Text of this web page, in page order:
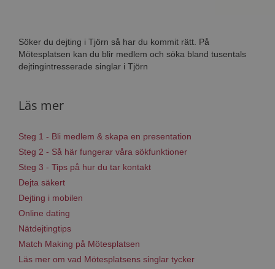
Söker du dejting i Tjörn så har du kommit rätt. På
Mötesplatsen kan du blir medlem och söka bland tusentals
dejtingintresserade singlar i Tjörn
Läs mer
Steg 1 - Bli medlem & skapa en presentation
Steg 2 - Så här fungerar våra sökfunktioner
Steg 3 - Tips på hur du tar kontakt
Dejta säkert
Dejting i mobilen
Online dating
Nätdejtingtips
Match Making på Mötesplatsen
Läs mer om vad Mötesplatsens singlar tycker